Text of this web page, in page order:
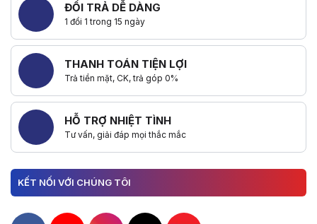
ĐỔI TRẢ DỄ DÀNG
1 đổi 1 trong 15 ngày
THANH TOÁN TIỆN LỢI
Trả tiền mặt, CK, trả góp 0%
HỖ TRỢ NHIỆT TÌNH
Tư vấn, giải đáp mọi thắc mắc
KẾT NỐI VỚI CHÚNG TÔI